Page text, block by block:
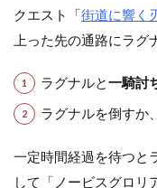
クエスト「街道に響く
上った先の通路にラグ
ラグナルと一騎討
ラグナルを倒すか
一定時間経過を待つと
して「ノービスグロリ